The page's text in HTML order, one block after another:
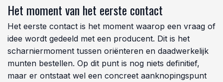
Het moment van het eerste contact
Het eerste contact is het moment waarop een vraag of
idee wordt gedeeld met een producent. Dit is het
scharniermoment tussen oriënteren en daadwerkelijk
munten bestellen. Op dit punt is nog niets definitief,
maar er ontstaat wel een concreet aanknopingspunt